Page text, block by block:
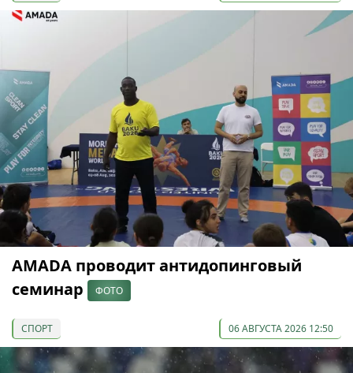
AMADA проводит антидопинговый
семинар
ФОТО
СПОРТ 06 АВГУСТА 2026 12:50